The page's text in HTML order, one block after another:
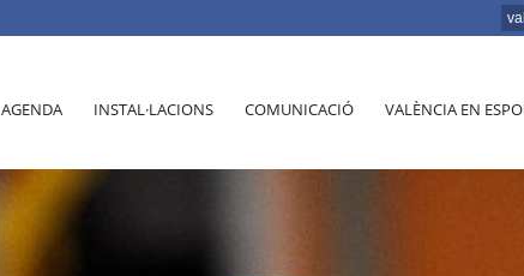
val
AGENDA INSTAL·LACIONS COMUNICACIÓ VALÈNCIA EN